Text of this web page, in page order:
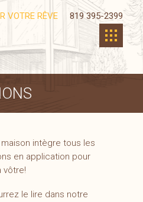
VOTRE RÊVE 819 395-2399
intègre tous les
en application pour
vôtre!
le lire dans notre